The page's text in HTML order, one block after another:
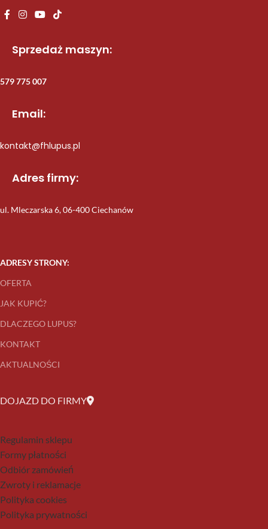
Sprzedaż maszyn:
579 775 007
Email:
kontakt@fhlupus.pl
Adres firmy:
ul. Mleczarska 6, 06-400 Ciechanów
ADRESY STRONY:
OFERTA
JAK KUPIĆ?
DLACZEGO LUPUS?
KONTAKT
AKTUALNOŚCI
DOJAZD DO FIRMY
Regulamin sklepu
Formy płatności
Odbiór zamówień
Zwroty i reklamacje
Polityka cookies
Polityka prywatności